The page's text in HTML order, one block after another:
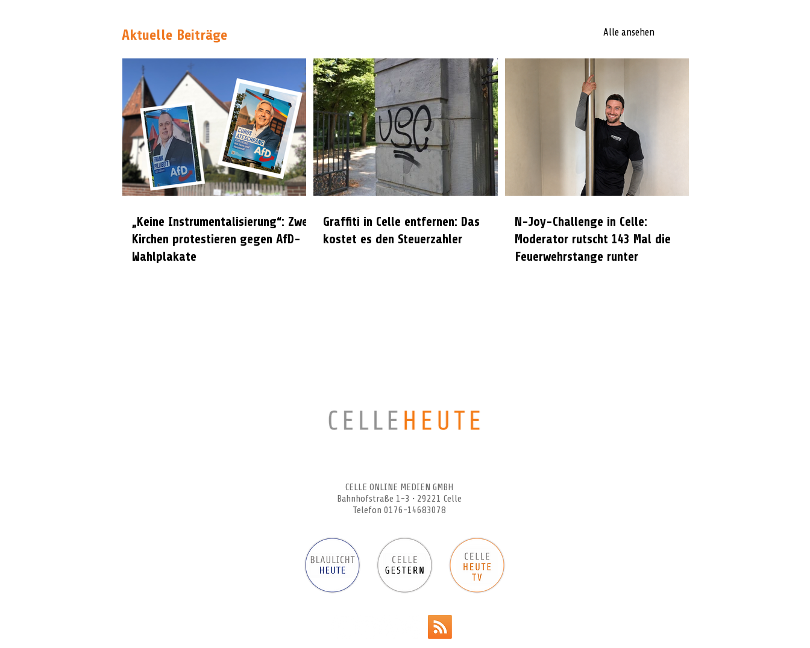
Aktuelle Beiträge Alle ansehen
„Keine Instrumentalisierung“: Zwei
Kirchen protestieren gegen AfD-
Wahlplakate
Graffiti in Celle entfernen: Das
kostet es den Steuerzahler
N-Joy-Challenge in Celle:
Moderator rutscht 143 Mal die
Feuerwehrstange runter
CELLE ONLINE MEDIEN GMBH
Bahnhofstraße 1-3 • 29221 Celle
Telefon 0176-14683078